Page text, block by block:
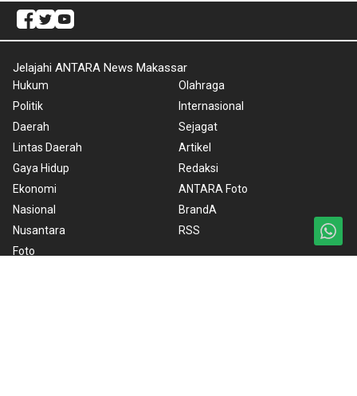
Jelajahi ANTARA News Makassar
Hukum
Politik
Daerah
Lintas Daerah
Gaya Hidup
Ekonomi
Nasional
Nusantara
Foto
Olahraga
Internasional
Sejagat
Artikel
Redaksi
ANTARA Foto
BrandA
RSS